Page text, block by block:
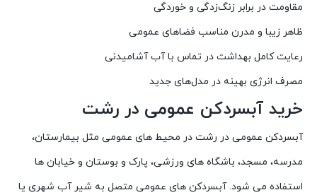
مقاومت در برابر زنگ‌زدگی و خوردگی
ظاهر زیبا و مدرن مناسب فضاهای عمومی
رعایت کامل بهداشت در تماس با آب آشامیدنی
مصرف انرژی بهینه در مدل‌های جدید
خرید آبسردکن عمومی در رشت
آبسردکن عمومی در رشت در محیط های عمومی مثل بیمارستان،
مدرسه، مسجد، باشگاه های ورزشی، پارک و بوستان و خیابان ها
استفاده می شود. آبسردکن های عمومی متصل به شیر آب شهری یا